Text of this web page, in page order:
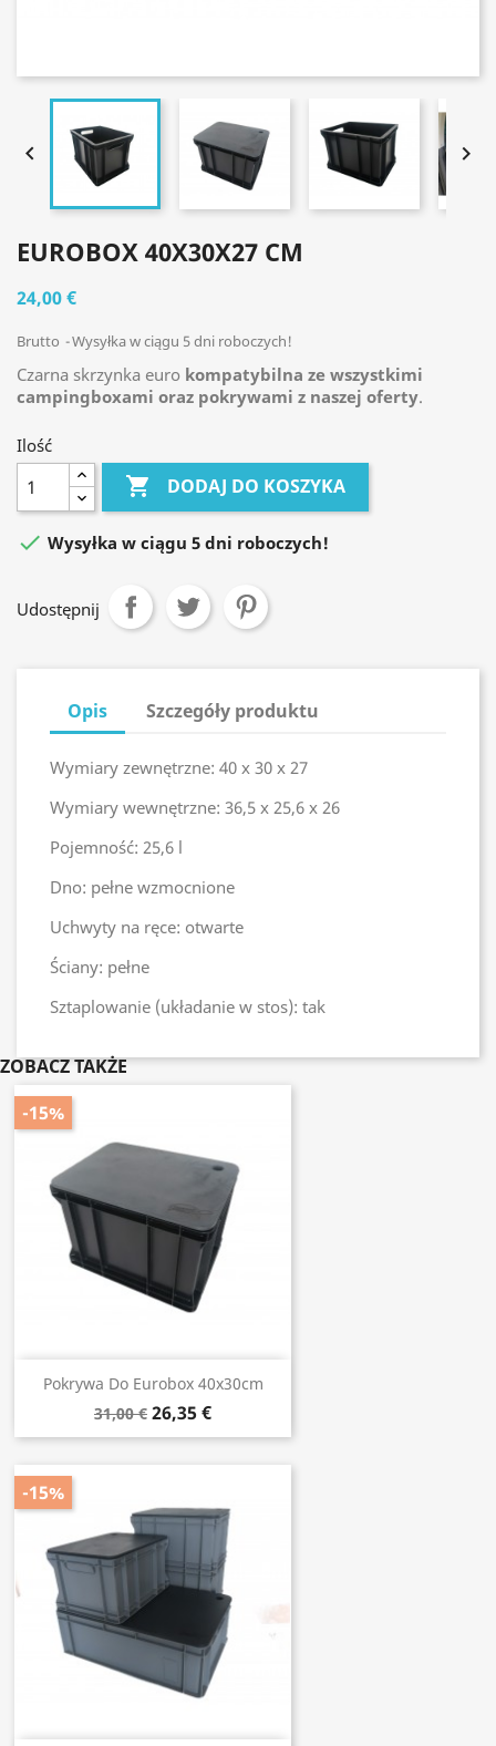
 
EUROBOX 40X30X27 CM
24,00 €
Brutto Wysyłka w ciągu 5 dni roboczych!
Czarna skrzynka euro kompatybilna ze wszystkimi
campingboxami oraz pokrywami z naszej oferty.
Ilość
 DODAJ DO KOSZYKA
 Wysyłka w ciągu 5 dni roboczych!
Udostępnij
Opis Szczegóły produktu
Wymiary zewnętrzne: 40 x 30 x 27
Wymiary wewnętrzne: 36,5 x 25,6 x 26
Pojemność: 25,6 l
Dno: pełne wzmocnione
Uchwyty na ręce: otwarte
Ściany: pełne
Sztaplowanie (układanie w stos): tak
ZOBACZ TAKŻE
Pokrywa Do Eurobox 40x30cm
31,00 € 26,35 €
-15%
-15%